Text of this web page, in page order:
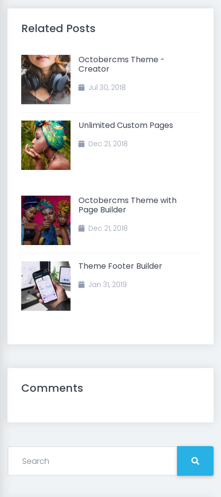
Related Posts
Octobercms Theme -
Creator
Jul 30, 2018
Unlimited Custom Pages
Dec 21, 2018
Octobercms Theme with
Page Builder
Dec 21, 2018
Theme Footer Builder
Jan 31, 2019
Comments